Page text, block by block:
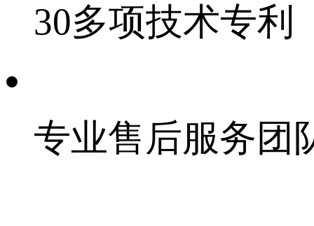
30多项技术专利
专业售后服务团